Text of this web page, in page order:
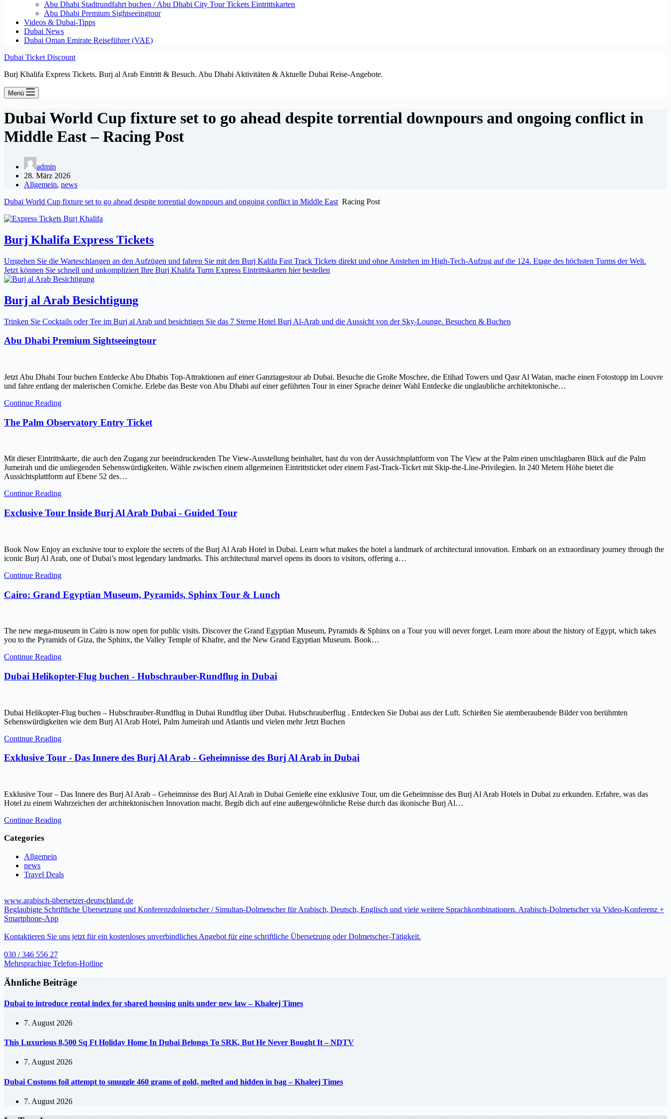
Abu Dhabi Stadtrundfahrt buchen / Abu Dhabi City Tour Tickets Eintrittskarten
Abu Dhabi Premium Sightseeingtour
Videos & Dubai-Tipps
Dubai News
Dubai Oman Emirate Reiseführer (VAE)
Dubai Ticket Discount
Burj Khalifa Express Tickets. Burj al Arab Eintritt & Besuch. Abu Dhabi Aktivitäten & Aktuelle Dubai Reise-Angebote.
Menü
Dubai World Cup fixture set to go ahead despite torrential downpours and ongoing conflict in
Middle East – Racing Post
admin
28. März 2026
Allgemein, news
Dubai World Cup fixture set to go ahead despite torrential downpours and ongoing conflict in Middle East Racing Post
Burj Khalifa Express Tickets
Umgehen Sie die Warteschlangen an den Aufzügen und fahren Sie mit den Burj Kalifa Fast Track Tickets direkt und ohne Anstehen im High-Tech-Aufzug auf die 124. Etage des höchsten Turms der Welt.
Jetzt können Sie schnell und unkompliziert Ihre Burj Khalifa Turm Express Eintrittskarten hier bestellen
Burj al Arab Besichtigung
Trinken Sie Cocktails oder Tee im Burj al Arab und besichtigen Sie das 7 Sterne Hotel Burj Al-Arab und die Aussicht von der Sky-Lounge. Besuchen & Buchen
Abu Dhabi Premium Sightseeingtour
Jetzt Abu Dhabi Tour buchen Entdecke Abu Dhabis Top-Attraktionen auf einer Ganztagestour ab Dubai. Besuche die Große Moschee, die Etihad Towers und Qasr Al Watan, mache einen Fotostopp im Louvre
und fahre entlang der malerischen Corniche. Erlebe das Beste von Abu Dhabi auf einer geführten Tour in einer Sprache deiner Wahl Entdecke die unglaubliche architektonische…
Continue Reading
The Palm Observatory Entry Ticket
Mit dieser Eintrittskarte, die auch den Zugang zur beeindruckenden The View-Ausstellung beinhaltet, hast du von der Aussichtsplattform von The View at the Palm einen unschlagbaren Blick auf die Palm
Jumeirah und die umliegenden Sehenswürdigkeiten. Wähle zwischen einem allgemeinen Eintrittsticket oder einem Fast-Track-Ticket mit Skip-the-Line-Privilegien. In 240 Metern Höhe bietet die
Aussichtsplattform auf Ebene 52 des…
Continue Reading
Exclusive Tour Inside Burj Al Arab Dubai - Guided Tour
Book Now Enjoy an exclusive tour to explore the secrets of the Burj Al Arab Hotel in Dubai. Learn what makes the hotel a landmark of architectural innovation. Embark on an extraordinary journey through the
iconic Burj Al Arab, one of Dubai’s most legendary landmarks. This architectural marvel opens its doors to visitors, offering a…
Continue Reading
Cairo: Grand Egyptian Museum, Pyramids, Sphinx Tour & Lunch
The new mega-museum in Cairo is now open for public visits. Discover the Grand Egyptian Museum, Pyramids & Sphinx on a Tour you will never forget. Learn more about the history of Egypt, which takes
you to the Pyramids of Giza, the Sphinx, the Valley Temple of Khafre, and the New Grand Egyptian Museum. Book…
Continue Reading
Dubai Helikopter-Flug buchen - Hubschrauber-Rundflug in Dubai
Dubai Helikopter-Flug buchen – Hubschrauber-Rundflug in Dubai Rundflug über Dubai. Hubschrauberflug . Entdecken Sie Dubai aus der Luft. Schießen Sie atemberaubende Bilder von berühmten
Sehenswürdigkeiten wie dem Burj Al Arab Hotel, Palm Jumeirah und Atlantis und vielen mehr Jetzt Buchen
Continue Reading
Exklusive Tour - Das Innere des Burj Al Arab - Geheimnisse des Burj Al Arab in Dubai
Exklusive Tour – Das Innere des Burj Al Arab – Geheimnisse des Burj Al Arab in Dubai Genieße eine exklusive Tour, um die Geheimnisse des Burj Al Arab Hotels in Dubai zu erkunden. Erfahre, was das
Hotel zu einem Wahrzeichen der architektonischen Innovation macht. Begib dich auf eine außergewöhnliche Reise durch das ikonische Burj Al…
Continue Reading
Categories
Allgemein
news
Travel Deals
www.arabisch-übersetzer-deutschland.de
Beglaubigte Schriftliche Übersetzung und Konferenzdolmetscher / Simultan-Dolmetscher für Arabisch, Deutsch, Englisch und viele weitere Sprachkombinationen. Arabisch-Dolmetscher via Video-Konferenz +
Smartphone-App
Kontaktieren Sie uns jetzt für ein kostenloses unverbindliches Angebot für eine schriftliche Übersetzung oder Dolmetscher-Tätigkeit.
030 / 346 556 27
Mehrsprachige Telefon-Hotline
Ähnliche Beiträge
Dubai to introduce rental index for shared housing units under new law – Khaleej Times
7. August 2026
This Luxurious 8,500 Sq Ft Holiday Home In Dubai Belongs To SRK, But He Never Bought It – NDTV
7. August 2026
Dubai Customs foil attempt to smuggle 460 grams of gold, melted and hidden in bag – Khaleej Times
7. August 2026